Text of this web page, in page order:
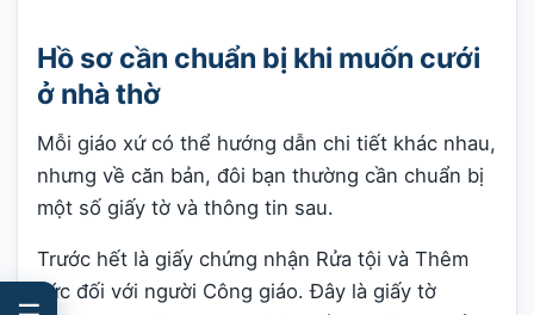
Hồ sơ cần chuẩn bị khi muốn cưới
ở nhà thờ
Mỗi giáo xứ có thể hướng dẫn chi tiết khác nhau,
nhưng về căn bản, đôi bạn thường cần chuẩn bị
một số giấy tờ và thông tin sau.
Trước hết là giấy chứng nhận Rửa tội và Thêm
sức đối với người Công giáo. Đây là giấy tờ